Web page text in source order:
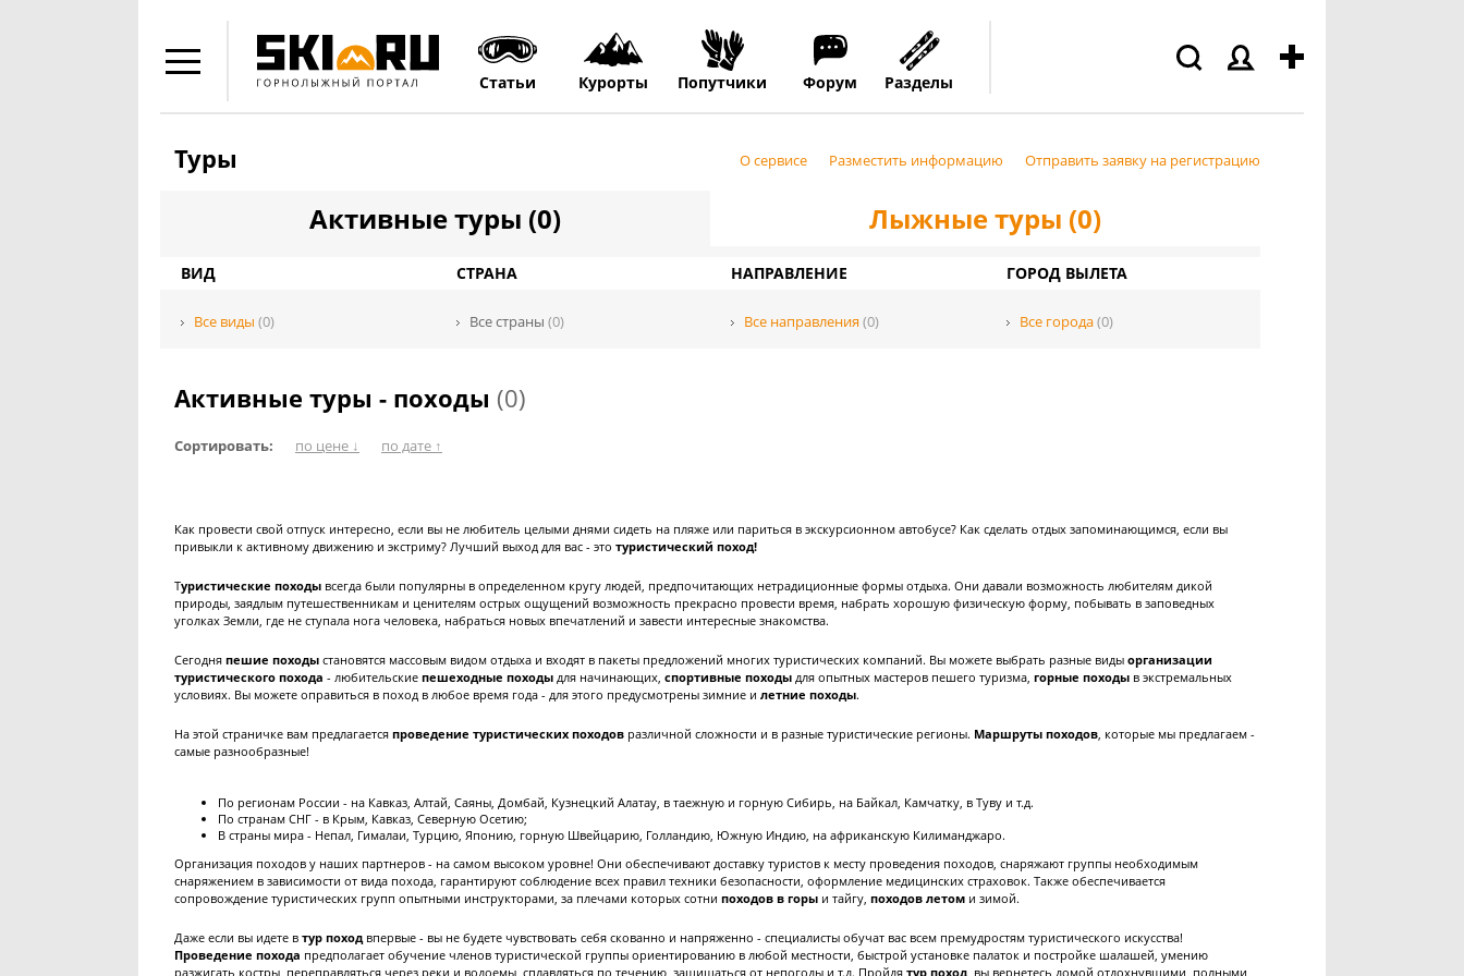
Статьи Курорты Попутчики Форум Разделы
О сервисе Разместить информацию Отправить заявку на регистрацию
Туры
Активные туры (0) Лыжные туры (0)
ВИД
Все виды (0)
СТРАНА
Все страны (0)
НАПРАВЛЕНИЕ
Все направления(0)
ГОРОД ВЫЛЕТА
Все города(0)
Активные туры - походы (0)
Сортировать: по цене ↓ по дате ↑
Как провести свой отпуск интересно, если вы не любитель целыми днями сидеть на пляже или париться в экскурсионном автобусе? Как сделать отдых запоминающимся, если вы
привыкли к активному движению и экстриму? Лучший выход для вас - это туристический поход!
Туристические походы всегда были популярны в определенном кругу людей, предпочитающих нетрадиционные формы отдыха. Они давали возможность любителям дикой
природы, заядлым путешественникам и ценителям острых ощущений возможность прекрасно провести время, набрать хорошую физическую форму, побывать в заповедных
уголках Земли, где не ступала нога человека, набраться новых впечатлений и завести интересные знакомства.
Сегодня пешие походы становятся массовым видом отдыха и входят в пакеты предложений многих туристических компаний. Вы можете выбрать разные виды организации
туристического похода - любительские пешеходные походы для начинающих, спортивные походы для опытных мастеров пешего туризма, горные походы в экстремальных
условиях. Вы можете оправиться в поход в любое время года - для этого предусмотрены зимние и летние походы.
На этой страничке вам предлагается проведение туристических походов различной сложности и в разные туристические регионы. Маршруты походов, которые мы предлагаем -
самые разнообразные!
По регионам России - на Кавказ, Алтай, Саяны, Домбай, Кузнецкий Алатау, в таежную и горную Сибирь, на Байкал, Камчатку, в Туву и т.д.
По странам СНГ - в Крым, Кавказ, Северную Осетию;
В страны мира - Непал, Гималаи, Турцию, Японию, горную Швейцарию, Голландию, Южную Индию, на африканскую Килиманджаро.
Организация походов у наших партнеров - на самом высоком уровне! Они обеспечивают доставку туристов к месту проведения походов, снаряжают группы необходимым
снаряжением в зависимости от вида похода, гарантируют соблюдение всех правил техники безопасности, оформление медицинских страховок. Также обеспечивается
сопровождение туристических групп опытными инструкторами, за плечами которых сотни походов в горы и тайгу, походов летом и зимой.
Даже если вы идете в тур походвпервые - вы не будете чувствовать себя скованно и напряженно - специалисты обучат вас всем премудростям туристического искусства!
Проведение похода предполагает обучение членов туристической группы ориентированию в любой местности, быстрой установке палаток и постройке шалашей, умению
разжигать костры, переправляться через реки и водоемы, сплавляться по течению, защищаться от непогоды и т.д. Пройдя тур поход , вы вернетесь домой отдохнувшими, полными